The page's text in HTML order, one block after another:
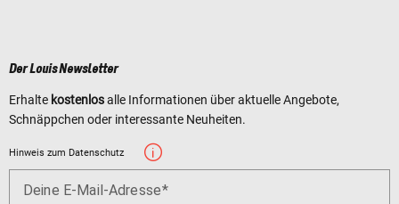
Der Louis Newsletter
Erhalte kostenlosalle Informationen über aktuelle Angebote,
Schnäppchen oder interessante Neuheiten.
Hinweis zum Datenschutz
Deine E-Mail-Adresse